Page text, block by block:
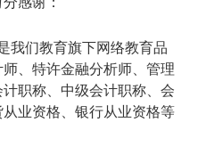
我们教育旗下网络教育品
、特许金融分析师、管理
职称、中级会计职称、会
业资格、银行从业资格等